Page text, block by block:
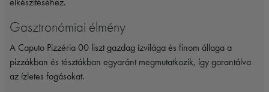
Gasztronómiai élmény
A Caputo Pizzéria 00 liszt gazdag ízvilága és finom állaga a
pizzákban és tésztákban egyaránt megmutatkozik, így garantálva
az ízletes fogásokat.